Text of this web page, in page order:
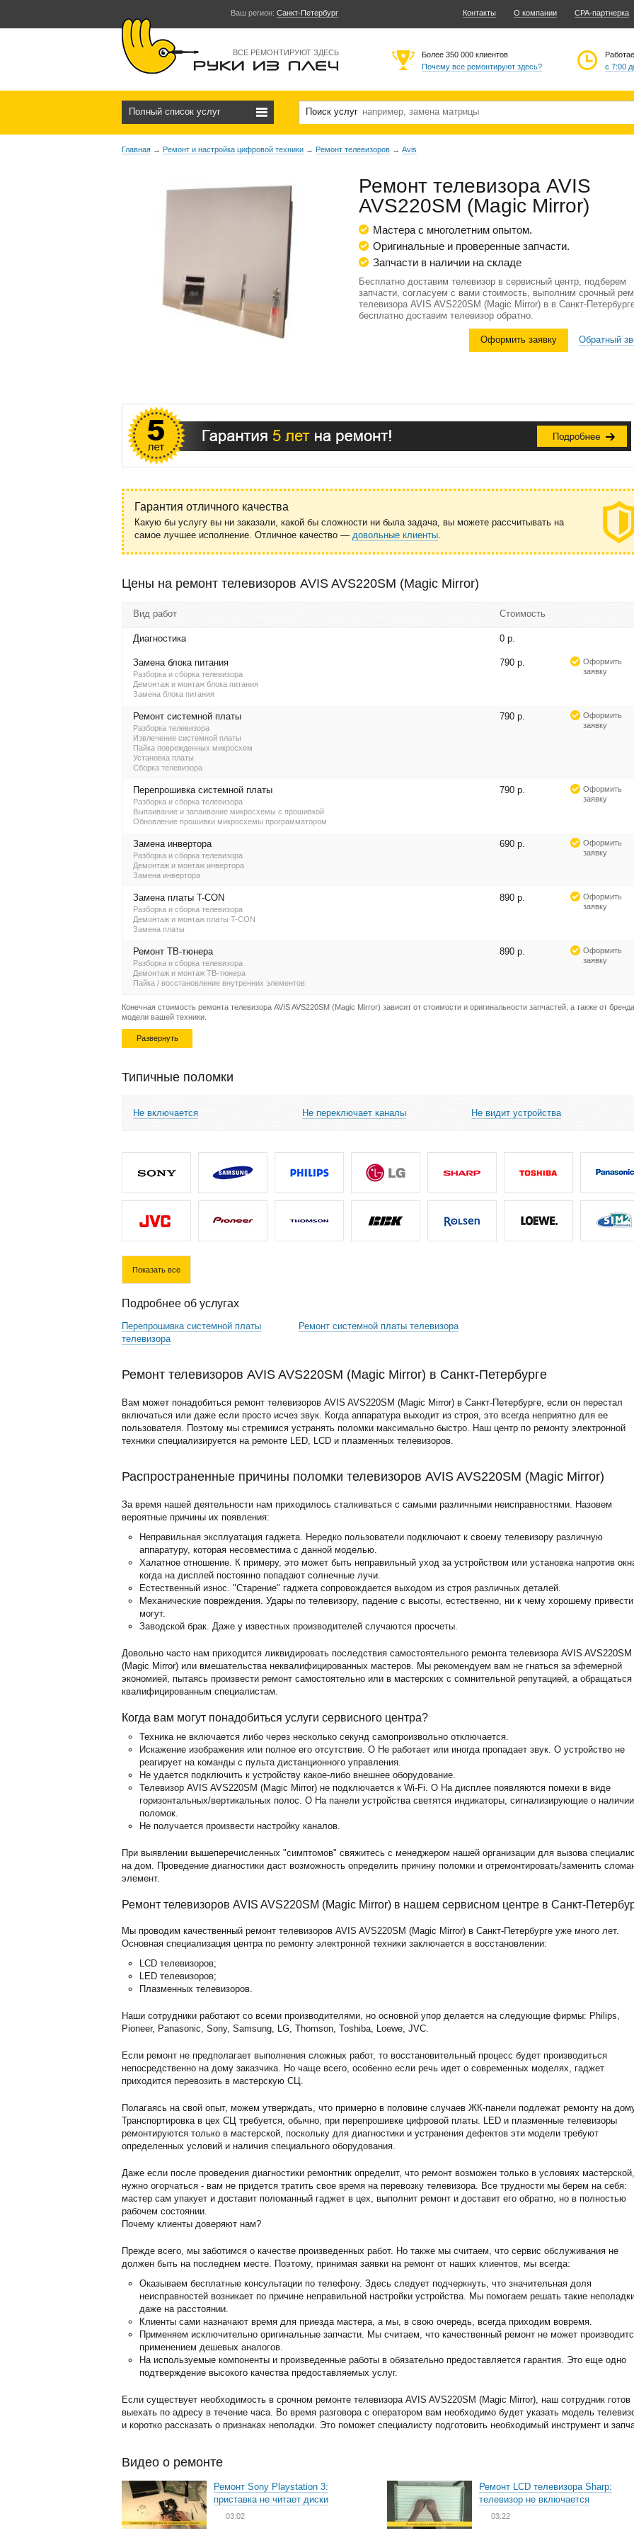
Ваш регион: Санкт-Петербург Контакты О компании CPA-партнерка
ВСЕ РЕМОНТИРУЮТ ЗДЕСЬ
с 7:00
Более 350 000 клиентов
Почему все ремонтируют здесь?
Полный список услуг Поиск услуг
Главная → Ремонт и настройка цифровой техники → Ремонт телевизоров → Avis
Ремонт телевизора AVIS
AVS220SM (Magic Mirror)
Мастера с многолетним опытом.
Оригинальные и проверенные запчасти.
Запчасти в наличии на складе
Бесплатно доставим телевизор в сервисный центр, подберем
запчасти, согласуем с вами стоимость, выполним срочный
телевизора AVIS AVS220SM (Magic Mirror) в в Санкт-
бесплатно доставим телевизор обратно.
Оформить заявку Обратный
Гарантия отличного качества
Какую бы услугу вы ни заказали, какой бы сложности ни была задача, вы можете рассчитывать на
самое лучшее исполнение. Отличное качество — довольные клиенты.
Цены на ремонт телевизоров AVIS AVS220SM (Magic Mirror)
Вид работ Стоимость
Диагностика 0 р.
Замена блока питания
Разборка и сборка телевизора
Демонтаж и монтаж блока питания
Замена блока питания
790 р.
Оформить
заявку
Ремонт системной платы
Разборка телевизора
Извлечение системной платы
Пайка поврежденных микросхем
Установка платы
Сборка телевизора
790 р.
Оформить
заявку
Перепрошивка системной платы
Разборка и сборка телевизора
Выпаивание и запаивание микросхемы с прошивкой
Обновление прошивки микросхемы программатором
790 р.
Оформить
заявку
Замена инвертора
Разборка и сборка телевизора
Демонтаж и монтаж инвертора
Замена инвертора
690 р.
Оформить
заявку
Замена платы T-CON
Разборка и сборка телевизора
Демонтаж и монтаж платы T-CON
Замена платы
890 р.
Оформить
заявку
Ремонт ТВ-тюнера
Разборка и сборка телевизора
Демонтаж и монтаж ТВ-тюнера
Пайка / восстановление внутренних элементов
890 р.
Оформить
заявку
Конечная стоимость ремонта телевизора AVIS AVS220SM (Magic Mirror) зависит от стоимости и оригинальности запчастей, а также от
модели вашей техники.
Развернуть
Типичные поломки
Не включается Не переключает каналы Не видит устройства
Показать все
Подробнее об услугах
Перепрошивка системной платы
телевизора
Ремонт системной платы телевизора
Ремонт телевизоров AVIS AVS220SM (Magic Mirror) в Санкт-Петербурге
Вам может понадобиться ремонт телевизоров AVIS AVS220SM (Magic Mirror) в Санкт-Петербурге, если он перестал
включаться или даже если просто исчез звук. Когда аппаратура выходит из строя, это всегда неприятно для ее
пользователя. Поэтому мы стремимся устранять поломки максимально быстро. Наш центр по ремонту электронной
техники специализируется на ремонте LED, LCD и плазменных телевизоров.
Распространенные причины поломки телевизоров AVIS AVS220SM (Magic Mirror)
За время нашей деятельности нам приходилось сталкиваться с самыми различными неисправностями. Назовем
вероятные причины их появления:
Неправильная эксплуатация гаджета. Нередко пользователи подключают к своему телевизору различную
аппаратуру, которая несовместима с данной моделью.
Халатное отношение. К примеру, это может быть неправильный уход за устройством или установка напротив
когда на дисплей постоянно попадают солнечные лучи.
Естественный износ. "Старение" гаджета сопровождается выходом из строя различных деталей.
Механические повреждения. Удары по телевизору, падение с высоты, естественно, ни к чему хорошему
могут.
Заводской брак. Даже у известных производителей случаются просчеты.
Довольно часто нам приходится ликвидировать последствия самостоятельного ремонта телевизора AVIS AVS220SM
(Magic Mirror) или вмешательства неквалифицированных мастеров. Мы рекомендуем вам не гнаться за эфемерной
экономией, пытаясь произвести ремонт самостоятельно или в мастерских с сомнительной репутацией, а обращаться
квалифицированным специалистам.
Когда вам могут понадобиться услуги сервисного центра?
Техника не включается либо через несколько секунд самопроизвольно отключается.
Искажение изображения или полное его отсутствие. O Не работает или иногда пропадает звук. O устройство не
реагирует на команды с пульта дистанционного управления.
Не удается подключить к устройству какое-либо внешнее оборудование.
Телевизор AVIS AVS220SM (Magic Mirror) не подключается к Wi-Fi. O На дисплее появляются помехи в виде
горизонтальных/вертикальных полос. O На панели устройства светятся индикаторы, сигнализирующие о наличии
поломок.
Не получается произвести настройку каналов.
При выявлении вышеперечисленных "симптомов" свяжитесь с менеджером нашей организации для вызова
на дом. Проведение диагностики даст возможность определить причину поломки и отремонтировать/заменить
элемент.
Ремонт телевизоров AVIS AVS220SM (Magic Mirror) в нашем сервисном центре в Санкт-
Мы проводим качественный ремонт телевизоров AVIS AVS220SM (Magic Mirror) в Санкт-Петербурге уже много лет.
Основная специализация центра по ремонту электронной техники заключается в восстановлении:
LCD телевизоров;
LED телевизоров;
Плазменных телевизоров.
Наши сотрудники работают со всеми производителями, но основной упор делается на следующие фирмы: Philips,
Pioneer, Panasonic, Sony, Samsung, LG, Thomson, Toshiba, Loewe, JVC.
Если ремонт не предполагает выполнения сложных работ, то восстановительный процесс будет производиться
непосредственно на дому заказчика. Но чаще всего, особенно если речь идет о современных моделях, гаджет
приходится перевозить в мастерскую СЦ.
Полагаясь на свой опыт, можем утверждать, что примерно в половине случаев ЖК-панели подлежат ремонту на
Транспортировка в цех СЦ требуется, обычно, при перепрошивке цифровой платы. LED и плазменные телевизоры
ремонтируются только в мастерской, поскольку для диагностики и устранения дефектов эти модели требуют
определенных условий и наличия специального оборудования.
Даже если после проведения диагностики ремонтник определит, что ремонт возможен только в условиях
нужно огорчаться - вам не придется тратить свое время на перевозку телевизора. Все трудности мы берем на себя:
мастер сам упакует и доставит поломанный гаджет в цех, выполнит ремонт и доставит его обратно, но в полностью
рабочем состоянии.
Почему клиенты доверяют нам?
Прежде всего, мы заботимся о качестве произведенных работ. Но также мы считаем, что сервис обслуживания не
должен быть на последнем месте. Поэтому, принимая заявки на ремонт от наших клиентов, мы всегда:
Оказываем бесплатные консультации по телефону. Здесь следует подчеркнуть, что значительная доля
неисправностей возникает по причине неправильной настройки устройства. Мы помогаем решать такие
даже на расстоянии.
Клиенты сами назначают время для приезда мастера, а мы, в свою очередь, всегда приходим вовремя.
Применяем исключительно оригинальные запчасти. Мы считаем, что качественный ремонт не может
применением дешевых аналогов.
На используемые компоненты и произведенные работы в обязательно предоставляется гарантия. Это еще одно
подтверждение высокого качества предоставляемых услуг.
Если существует необходимость в срочном ремонте телевизора AVIS AVS220SM (Magic Mirror), наш сотрудник готов
выехать по адресу в течение часа. Во время разговора с оператором вам необходимо будет указать модель
и коротко рассказать о признаках неполадки. Это поможет специалисту подготовить необходимый инструмент и
Видео о ремонте
Ремонт Sony Playstation 3:
приставка не читает диски
03:02
Ремонт LCD телевизора Sharp:
телевизор не включается
03:22